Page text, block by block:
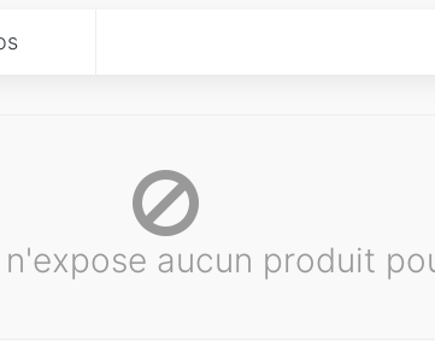
n'expose aucun produit